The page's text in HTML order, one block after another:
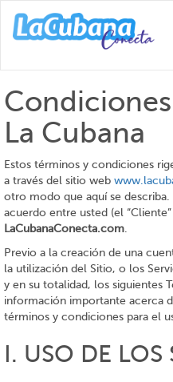
La Cubana
Estos términos y condiciones
a través del sitio web
otro modo que aquí se
acuerdo entre usted (el “Cliente”
LaCubanaConecta.com.
Previo a la creación de una
la utilización del Sitio, o los
y en su totalidad, los siguientes
información importante acerca
términos y condiciones para el
I. USO DE LOS